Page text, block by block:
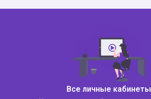
Все личные кабинеты